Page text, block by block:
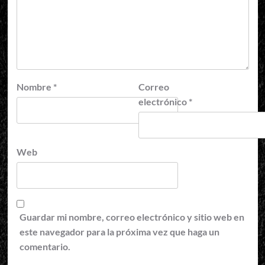
Nombre *
Correo
electrónico *
Web
Guardar mi nombre, correo electrónico y sitio web en
este navegador para la próxima vez que haga un
comentario.